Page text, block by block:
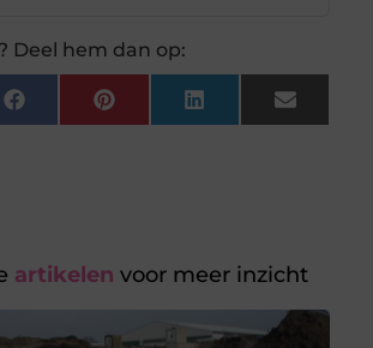
Deel hem dan op:
FacebookPinterestLinkedInEmail
artikelen voor meer inzicht